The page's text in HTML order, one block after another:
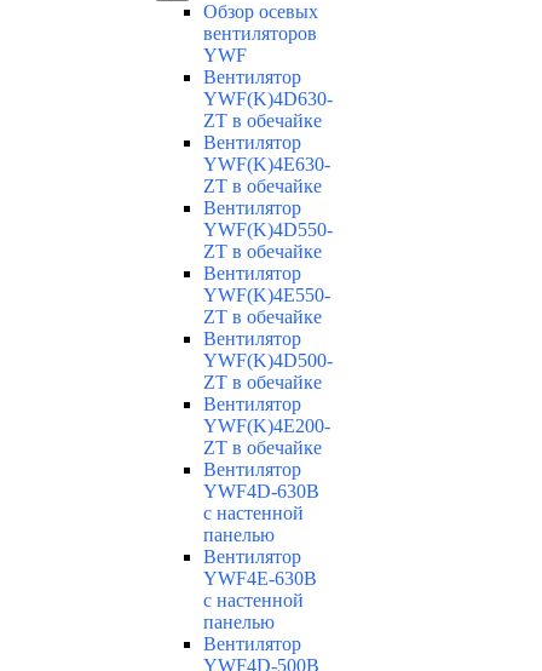
Обзор осевых
вентиляторов
YWF
Вентилятор
YWF(K)4D630-
ZT в обечайке
Вентилятор
YWF(K)4E630-
ZT в обечайке
Вентилятор
YWF(K)4D550-
ZT в обечайке
Вентилятор
YWF(K)4E550-
ZT в обечайке
Вентилятор
YWF(K)4D500-
ZT в обечайке
Вентилятор
YWF(K)4E200-
ZT в обечайке
Вентилятор
YWF4D-630B
с настенной
панелью
Вентилятор
YWF4E-630B
с настенной
панелью
Вентилятор
YWF4D-500B